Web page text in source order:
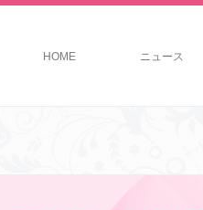
HOME ニュース